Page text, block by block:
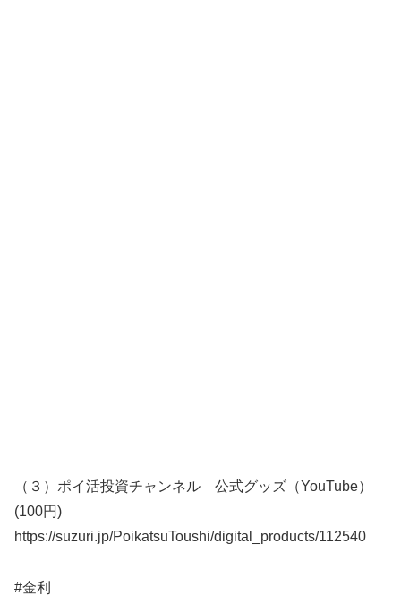
（３）ポイ活投資チャンネル 公式グッズ（YouTube）
(100円)
https://suzuri.jp/PoikatsuToushi/digital_products/112540
#金利